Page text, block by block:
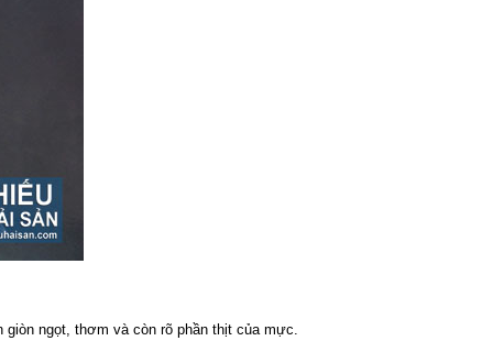
ngọt, thơm và còn rõ phần thịt của mực.